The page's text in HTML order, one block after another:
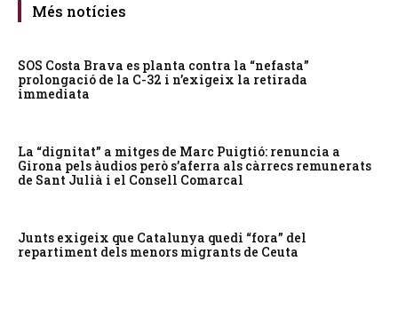
Més notícies
SOS Costa Brava es planta contra la “nefasta”
prolongació de la C-32 i n’exigeix la retirada
immediata
La “dignitat” a mitges de Marc Puigtió: renuncia a
Girona pels àudios però s’aferra als càrrecs remunerats
de Sant Julià i el Consell Comarcal
Junts exigeix que Catalunya quedi “fora” del
repartiment dels menors migrants de Ceuta